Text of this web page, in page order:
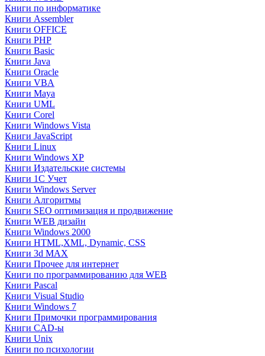
Книги по информатике
Книги Assembler
Книги OFFICE
Книги PHP
Книги Basic
Книги Java
Книги Oracle
Книги VBA
Книги Maya
Книги UML
Книги Corel
Книги Windows Vista
Книги JavaScript
Книги Linux
Книги Windows XP
Книги Издательские системы
Книги 1C Учет
Книги Windows Server
Книги Алгоритмы
Книги SEO оптимизация и продвижение
Книги WEB дизайн
Книги Windows 2000
Книги HTML,XML, Dynamic, CSS
Книги 3d MAX
Книги Прочее для интернет
Книги по программированию для WEB
Книги Pascal
Книги Visual Studio
Книги Windows 7
Книги Примочки программирования
Книги CAD-ы
Книги Unix
Книги по психологии